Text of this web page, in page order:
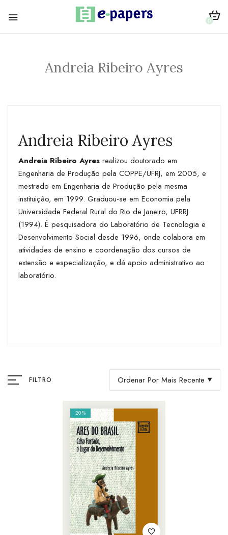
0
Andreia Ribeiro Ayres
Andreia Ribeiro Ayres
Andreia Ribeiro Ayres realizou doutorado em
Engenharia de Produção pela COPPE/UFRJ, em 2005, e
mestrado em Engenharia de Produção pela mesma
instituição, em 1999. Graduou-se em Economia pela
Universidade Federal Rural do Rio de Janeiro, UFRRJ
(1994). É pesquisadora do Laboratório de Tecnologia e
Desenvolvimento Social desde 1996, onde colabora em
atividades de ensino e coordenação dos cursos de
extensão e especialização, e dá apoio administrativo ao
laboratório.
FILTRO Ordenar Por Mais Recente
20%